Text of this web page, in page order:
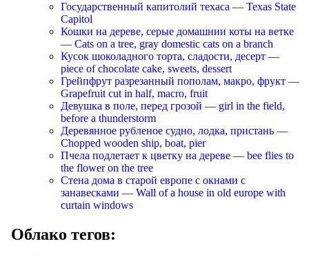
Государственный капитолий техаса — Texas State
Capitol
Кошки на дереве, серые домашнии коты на ветке
— Cats on a tree, gray domestic cats on a branch
Кусок шоколадного торта, сладости, десерт —
piece of chocolate cake, sweets, dessert
Грейпфрут разрезанный пополам, макро, фрукт —
Grapefruit cut in half, macro, fruit
Девушка в поле, перед грозой — girl in the field,
before a thunderstorm
Деревянное рубленое судно, лодка, пристань —
Chopped wooden ship, boat, pier
Пчела подлетает к цветку на дереве — bee flies to
the flower on the tree
Стена дома в старой европе с окнами с
занавесками — Wall of a house in old europe with
curtain windows
Облако тегов: